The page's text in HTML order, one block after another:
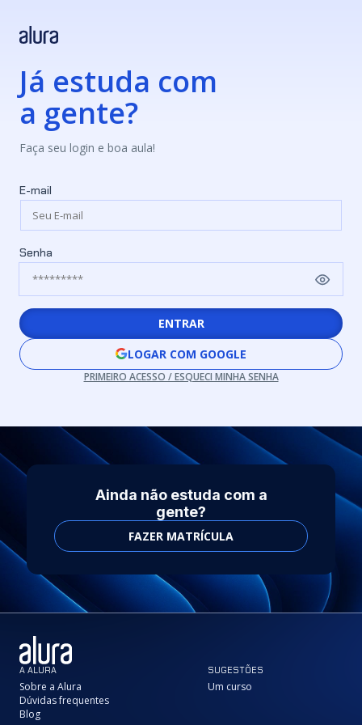
Já estuda com
a gente?
Faça seu login e boa aula!
E-mail
Senha
ENTRAR
LOGAR COM GOOGLE
PRIMEIRO ACESSO / ESQUECI MINHA SENHA
Ainda não estuda com a
gente?
FAZER MATRÍCULA
A ALURA
Sobre a Alura
Dúvidas frequentes
Blog
SUGESTÕES
Um curso